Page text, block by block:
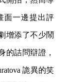
面一邊提出評
增添了不少鬧
的詰問辯證，
詭異的笑